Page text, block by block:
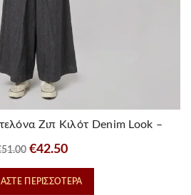
Ζιπ Κιλότ Denim Look –
51.00 Original
price
was:
€42.50Η
τρέχουσα
τιμή
ΠΕΡΙΣΣΌΤΕΡΑ